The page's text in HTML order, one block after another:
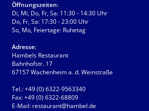
Öffnungszeiten:
Di, Mi, Do, Fr, Sa: 11:30 - 14:30 Uhr
Do, Fr, Sa: 17:30 - 23:00 Uhr
So, Mo, Feiertage: Ruhetag
Adresse:
Hambels Restaurant
Bahnhofstr. 17
67157 Wachenheim a. d. Weinstraße
Tel.:+49 (0) 6322-9563340
Fax:+49 (0) 6322-68809
E-Mail: restaurant@hambel.de